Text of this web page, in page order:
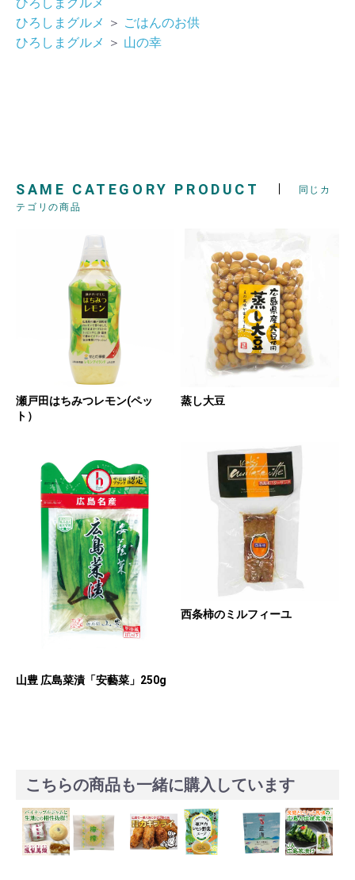
ひろしまグルメ ＞ ごはんのお供
ひろしまグルメ ＞ 山の幸
SAME CATEGORY PRODUCT
同じカ
テゴリの商品
瀬戸田はちみつレモン(ペッ
ト）
蒸し大豆
山豊 広島菜漬「安藝菜」250g
西条柿のミルフィーユ
こちらの商品も一緒に購入しています